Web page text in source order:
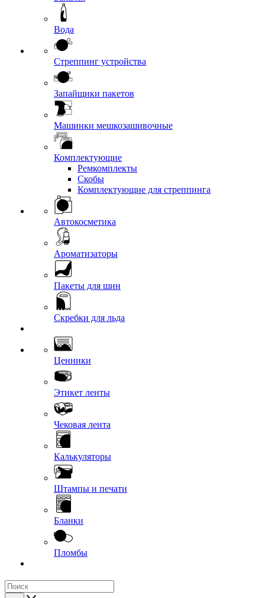
Вода
Стреппинг устройства
Запайщики пакетов
Машинки мешкозашивочные
Комплектующие
Ремкомплекты
Скобы
Комплектующие для стреппинга
Автокосметика
Ароматизаторы
Пакеты для шин
Скребки для льда
Ценники
Этикет ленты
Чековая лента
Калькуляторы
Штампы и печати
Бланки
Пломбы